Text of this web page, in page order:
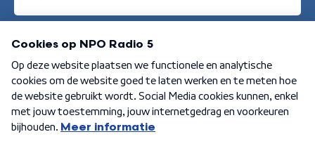
Aanmelden
Algemene voorwaarden